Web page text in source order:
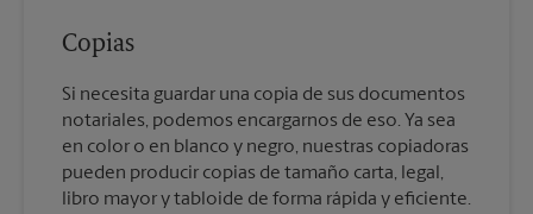
Copias
Si necesita guardar una copia de sus documentos
notariales, podemos encargarnos de eso. Ya sea
en color o en blanco y negro, nuestras copiadoras
pueden producir copias de tamaño carta, legal,
libro mayor y tabloide de forma rápida y eficiente.